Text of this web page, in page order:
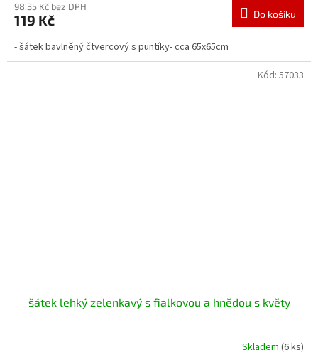
98,35 Kč bez DPH
119 Kč Do košíku
- šátek bavlněný čtvercový s puntíky- cca 65x65cm
šátek lehký zelenkavý s fialkovou a hnědou s květy
Skladem (6 ks)
Kód: 57033